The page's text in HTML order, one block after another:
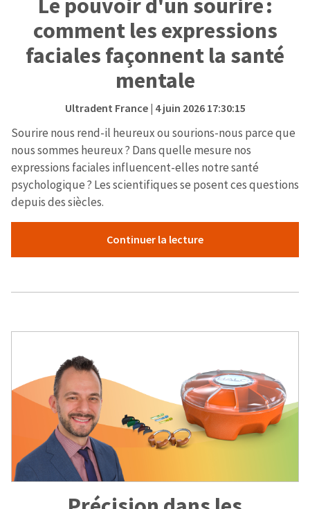
comment les expressions
faciales façonnent la santé
mentale
Ultradent France| 4 juin 2026 17:30:15
Sourire nous rend-il heureux ou sourions-nous parce que
nous sommes heureux ? Dans quelle mesure nos
expressions faciales influencent-elles notre santé
psychologique ? Les scientifiques se posent ces questions
depuis des siècles.
Continuer la lecture